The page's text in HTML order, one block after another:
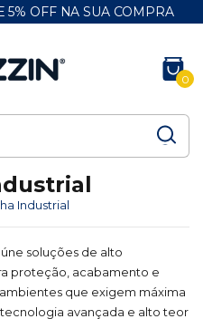
5% OFF NA SUA COMPRA
0
Industrial
soluções de alto
proteção, acabamento e
que exigem máxima
avançada e alto teor